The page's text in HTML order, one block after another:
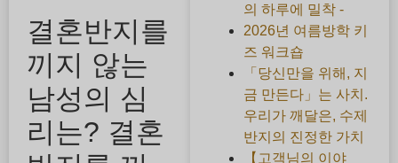
결혼반지를
끼지 않는
남성의 심
리는? 결혼
의 하루에 밀착 -
2026년 여름방학 키
즈 워크숍
「당신만을 위해, 지
금 만든다」는 사치.
우리가 깨달은, 수제
반지의 진정한 가치
【고객님의 이야